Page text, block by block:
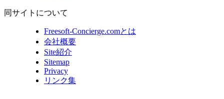
同サイトについて
Freesoft-Concierge.comとは
会社概要
Site紹介
Sitemap
Privacy
リンク集